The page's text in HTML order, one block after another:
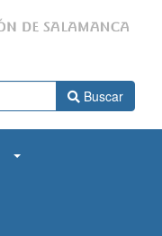
Buscar